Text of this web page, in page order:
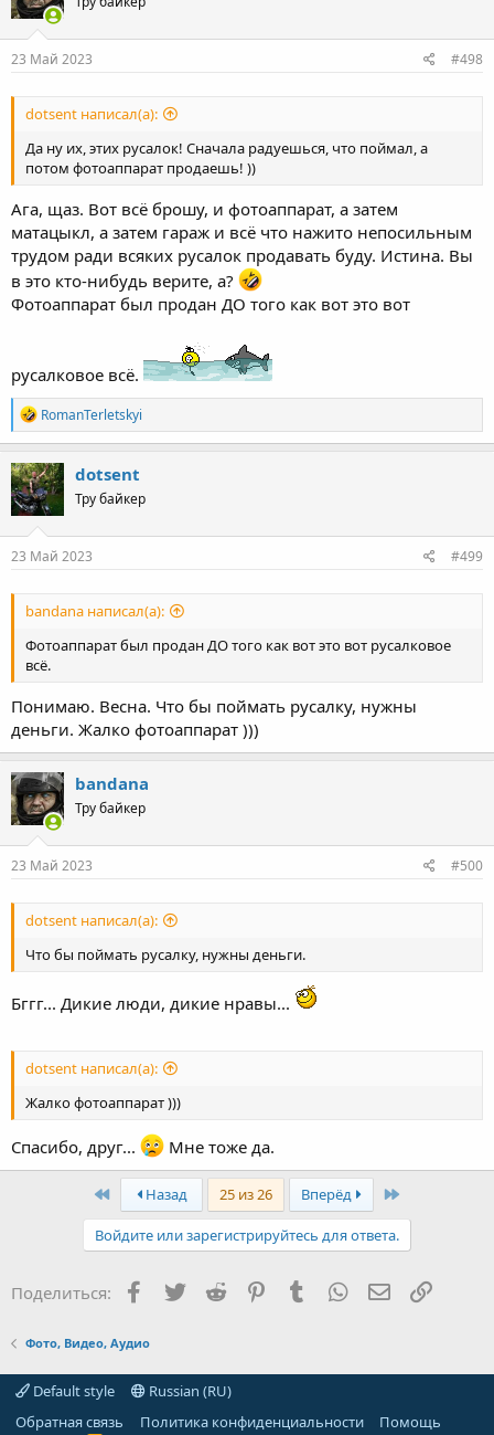
i
o
n
s
23 Май 2023 #498
dotsent написал(а):
Да ну их, этих русалок! Сначала радуешься, что поймал, а
потом фотоаппарат продаешь! ))
Ага, щаз. Вот всё брошу, и фотоаппарат, а затем
матацыкл, а затем гараж и всё что нажито непосильным
трудом ради всяких русалок продавать буду. Истина. Вы
в это кто-нибудь верите, а?
Фотоаппарат был продан ДО того как вот это вот
русалковое всё.
R
e
a
c
t
i
o
n
s
RomanTerletskyi
dotsent
Тру байкер
23 Май 2023 #499
bandana написал(а):
Фотоаппарат был продан ДО того как вот это вот русалковое
всё.
Понимаю. Весна. Что бы поймать русалку, нужны
деньги. Жалко фотоаппарат )))
bandana
Тру байкер
23 Май 2023 #500
dotsent написал(а):
Что бы поймать русалку, нужны деньги.
Бггг... Дикие люди, дикие нравы...
dotsent написал(а):
Жалко фотоаппарат )))
Спасибо, друг... Мне тоже да.
First Назад 25 из 26 Вперёд Last
Войдите или зарегистрируйтесь для ответа.
Поделиться: Facebook
TwitterReddit PinterestTumblr WhatsApp Ссылка
Фото, Видео, Аудио
Default style
Russian (RU)
Обратная связь
Политика конфиденциальности
Помощь